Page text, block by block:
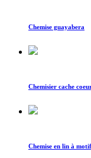
Chemise guayabera
Chemisier cache
Chemise en lin à